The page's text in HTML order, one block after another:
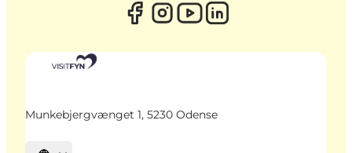
Munkebjergvænget 1, 5230 Odense